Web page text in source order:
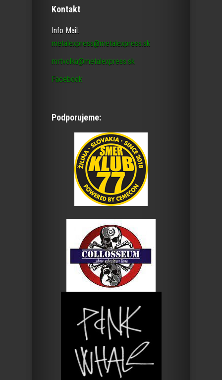
Kontakt
Info Mail:
metalexpress@metalexpress.sk
mrtvolka@metalexpress.sk
Facebook
Podporujeme: